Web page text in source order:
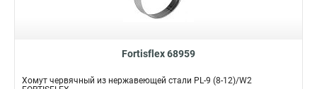
Fortisflex 68959
Хомут червячный из нержавеющей стали PL-9 (8-12)/W2